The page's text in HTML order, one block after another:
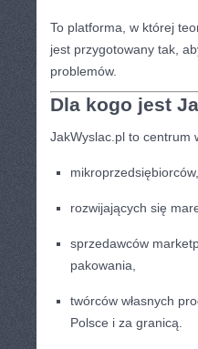
To platforma, w której
jest przygotowany tak,
problemów.
Dla kogo jest
JakWyslac.pl to centrum
rozwijających się
sprzedawców
pakowania,
twórców własnych
Polsce i za granicą.